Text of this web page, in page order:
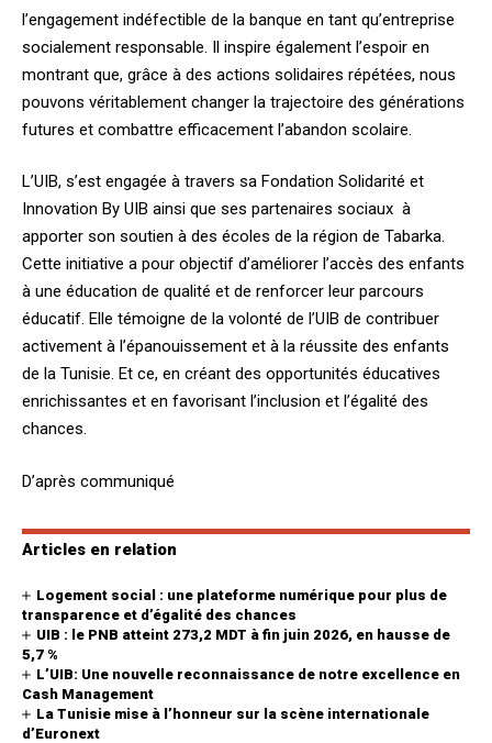
l’engagement indéfectible de la banque en tant qu’entreprise
socialement responsable. Il inspire également l’espoir en
montrant que, grâce à des actions solidaires répétées, nous
pouvons véritablement changer la trajectoire des générations
futures et combattre efficacement l’abandon scolaire.
L’UIB, s’est engagée à travers sa Fondation Solidarité et
Innovation By UIB ainsi que ses partenaires sociaux à
apporter son soutien à des écoles de la région de Tabarka.
Cette initiative a pour objectif d’améliorer l’accès des enfants
à une éducation de qualité et de renforcer leur parcours
éducatif. Elle témoigne de la volonté de l’UIB de contribuer
activement à l’épanouissement et à la réussite des enfants
de la Tunisie. Et ce, en créant des opportunités éducatives
enrichissantes et en favorisant l’inclusion et l’égalité des
chances.
D’après communiqué
Articles en relation
Logement social : une plateforme numérique pour plus de
transparence et d’égalité des chances
UIB : le PNB atteint 273,2 MDT à fin juin 2026, en hausse de
5,7 %
L’UIB: Une nouvelle reconnaissance de notre excellence en
Cash Management
La Tunisie mise à l’honneur sur la scène internationale
d’Euronext